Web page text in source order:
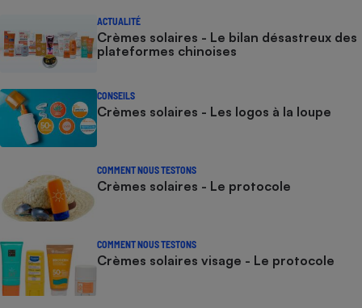
ACTUALITÉ
Crèmes solaires - Le bilan désastreux des
plateformes chinoises
CONSEILS
Crèmes solaires - Les logos à la loupe
COMMENT NOUS TESTONS
Crèmes solaires - Le protocole
COMMENT NOUS TESTONS
Crèmes solaires visage - Le protocole